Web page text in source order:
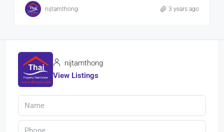
nijtamthong 3 years ago
nijtamthong
View Listings